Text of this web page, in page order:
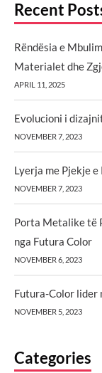
Recent
Rëndësia e
Materialet dhe
APRIL 11, 2025
Evolucioni i
NOVEMBER 7, 2023
Lyerja me Pjekje
NOVEMBER 7, 2023
Porta Metalike të
nga Futura Color
NOVEMBER 6, 2023
Futura-Color lider
NOVEMBER 5, 2023
Categories